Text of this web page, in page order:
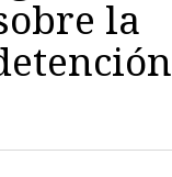
la